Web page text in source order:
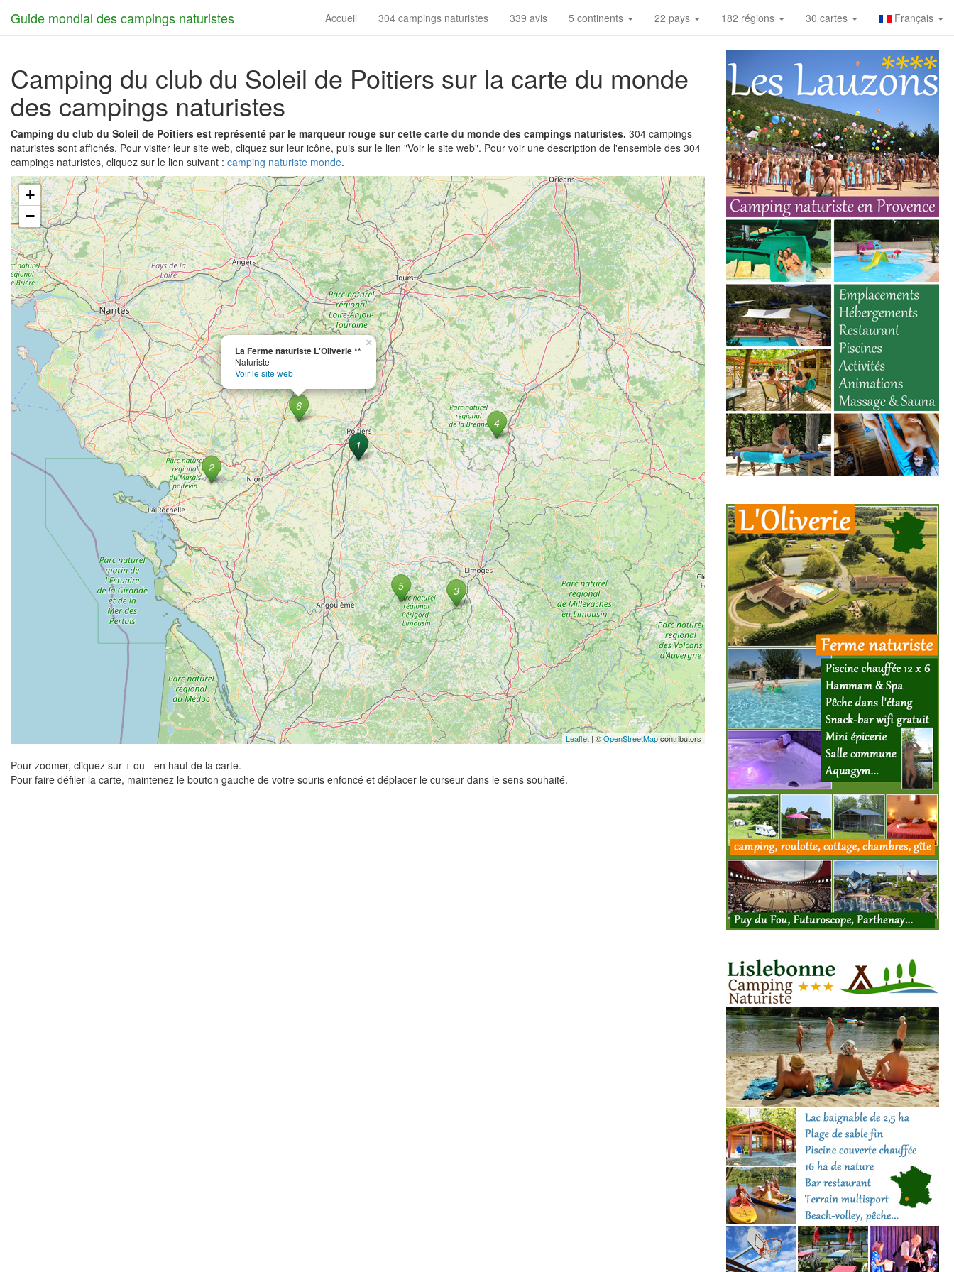
Guide mondial des campings naturistes Accueil 304 campings naturistes 339 avis 5 continents 22 pays 182 régions 30 cartes Français
Camping du club du Soleil de Poitiers sur la carte du monde
des campings naturistes
Camping du club du Soleil de Poitiers est représenté par le marqueur rouge sur cette carte du monde des campings naturistes. 304 campings
naturistes sont affichés. Pour visiter leur site web, cliquez sur leur icône, puis sur le lien "Voir le site web". Pour voir une description de l'ensemble des 304
campings naturistes, cliquez sur le lien suivant : camping naturiste monde.
La Ferme naturiste L'Oliverie **
Naturiste
Voir le site web
×
+
−
Leaflet | ©OpenStreetMapcontributors
Pour zoomer, cliquez sur + ou - en haut de la carte.
Pour faire défiler la carte, maintenez le bouton gauche de votre souris enfoncé et déplacer le curseur dans le sens souhaité.